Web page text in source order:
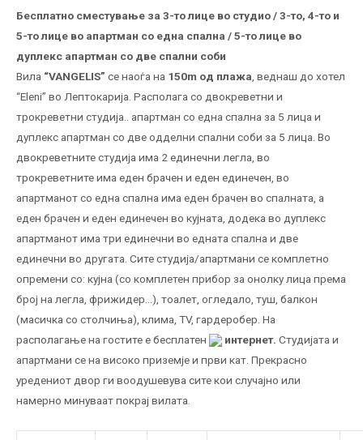
Бесплатно сместување за 3-то лице во студио / 3-то, 4-то и
5-то лице во апартман со една спална / 5-то лице во
дуплекс апартман со две спални соби
Вила “VANGELIS” се наоѓа на 150m од плажа , веднаш до хотел
“Eleni” во Лептокарија. Располага со двокреветни и
трокреветни студија.. апартман со една спална за 5 лица и
дуплекс апартман со две одделни спални соби за 5 лица. Во
двокреветните студија има 2 единечни легла, во
трокреветните има еден брачен и еден единечен, во
апартманот со една спална има еден брачен во спалната, а
еден брачен и еден единечен во кујната, додека во дуплекс
апартманот има три единечни во едната спална и две
единечни во другата. Сите студија/апартмани се комплетно
опремени со: кујна (со комплетен прибор за онолку лица према
број на легла, фрижидер…), тоалет, огледало, туш, балкон
(масичка со столчиња), клима, ТV, гардеробер. На
располагање на гостите е бесплатен
интернет. Студијата и
апартмани се на високо приземје и први кат. Прекрасно
уредениот двор ги воодушевува сите кои случајно или
намерно минуваат покрај вилата.